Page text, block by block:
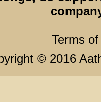
Terms
© 2016